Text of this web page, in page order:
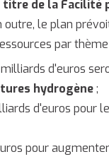
titre de la Facilité
outre, le plan
par thème
d'euros
hydrogène;
d'euros pour le
pour